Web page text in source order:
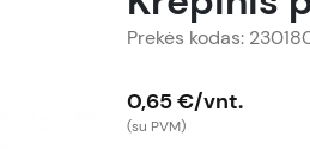
Prekės kodas:
0,65 €/vnt.
(su PVM)